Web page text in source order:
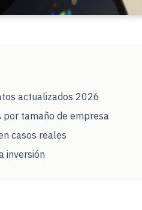
actualizados 2026
por tamaño de empresa
casos reales
inversión